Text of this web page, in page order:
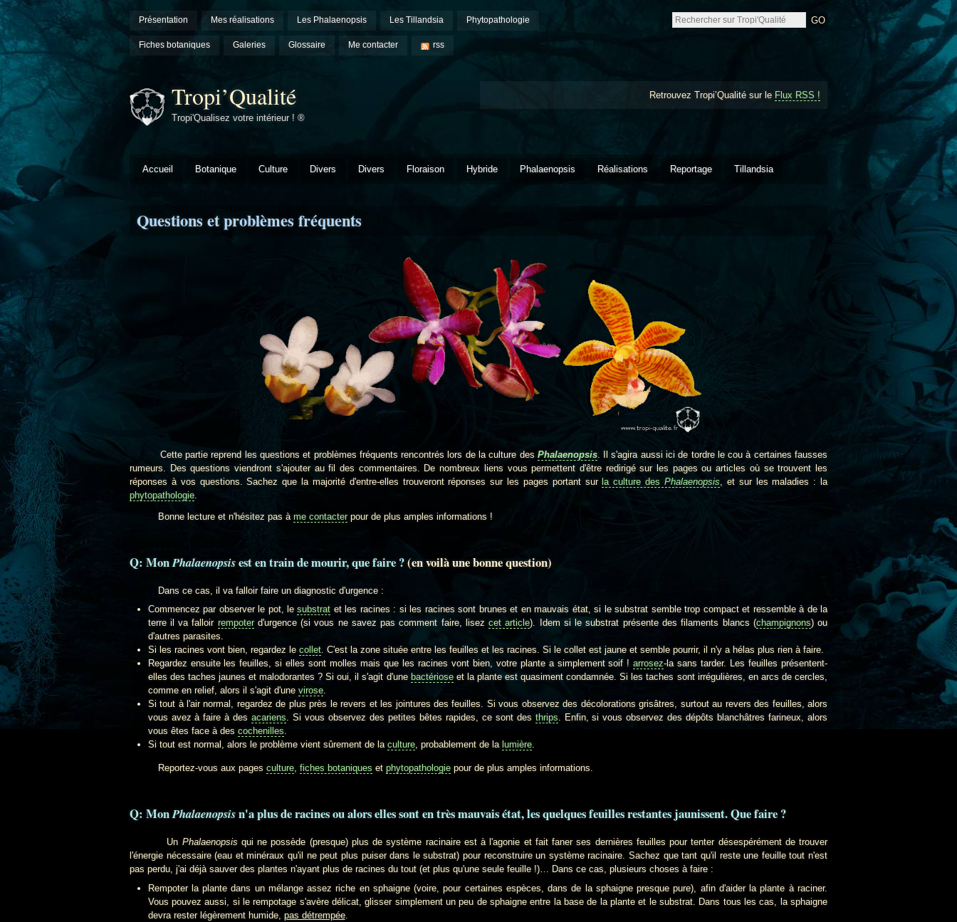
Présentation Mes réalisations Les Phalaenopsis Les Tillandsia Phytopathologie
Fiches botaniques Galeries Glossaire Me contacter rss
Tropi’Qualité
Tropi'Qualisez votre intérieur ! ®
Retrouvez Tropi’Qualité sur le Flux RSS !
Accueil Botanique Culture Divers Divers Floraison Hybride Phalaenopsis Réalisations Reportage Tillandsia
Questions et problèmes fréquents
Cette partie reprend les questions et problèmes fréquents rencontrés lors de la culture des Phalaenopsis. Il s'agira aussi ici de tordre le cou à certaines fausses
rumeurs. Des questions viendront s'ajouter au fil des commentaires. De nombreux liens vous permettent d'être redirigé sur les pages ou articles où se trouvent les
réponses à vos questions. Sachez que la majorité d'entre-elles trouveront réponses sur les pages portant sur la culture des Phalaenopsis, et sur les maladies : la
phytopathologie.
Bonne lecture et n'hésitez pas à me contacterpour de plus amples informations !
Q: MonPhalaenopsisest en train de mourir, que faire ?(en voilà une bonne question)
Dans ce cas, il va falloir faire un diagnostic d'urgence :
Commencez par observer le pot, lesubstrat et les racines : si les racines sont brunes et en mauvais état, si le substrat semble trop compact et ressemble à de la
terre il va falloir rempoterd'urgence (si vous ne savez pas comment faire, lisezcet article). Idem si le substrat présente des filaments blancs (champignons) ou
d'autres parasites.
Si les racines vont bien, regardez le collet. C'est la zone située entre les feuilles et les racines. Si le collet est jaune et semble pourrir, il n'y a hélas plus rien à faire.
Regardez ensuite les feuilles, si elles sont molles mais que les racines vont bien, votre plante a simplement soif !arrosez-la sans tarder. Les feuilles présentent-
elles des taches jaunes et malodorantes ? Si oui, il s'agit d'une bactérioseet la plante est quasiment condamnée. Si les taches sont irrégulières, en arcs de cercles,
comme en relief, alors il s'agit d'une virose.
Si tout à l'air normal, regardez de plus près le revers et les jointures des feuilles. Si vous observez des décolorations grisâtres, surtout au revers des feuilles, alors
vous avez à faire à desacariens. Si vous observez des petites bêtes rapides, ce sont des thrips. Enfin, si vous observez des dépôts blanchâtres farineux, alors
vous êtes face à des cochenilles.
Si tout est normal, alors le problème vient sûrement de la culture, probablement de la lumière.
Reportez-vous aux pages culture, fiches botaniques et phytopathologie pour de plus amples informations.
Q: MonPhalaenopsisn'a plus de racines ou alors elles sont en très mauvais état, les quelques feuilles restantes jaunissent. Que faire ?
Un Phalaenopsisqui ne possède (presque) plus de système racinaire est à l'agonie et fait faner ses dernières feuilles pour tenter désespérément de trouver
l'énergie nécessaire (eau et minéraux qu'il ne peut plus puiser dans le substrat) pour reconstruire un système racinaire. Sachez que tant qu'il reste une feuille tout n'est
pas perdu, j'ai déjà sauver des plantes n'ayant plus de racines du tout (et plus qu'une seule feuille !)… Dans ce cas, plusieurs choses à faire :
Rempoter la plante dans un mélange assez riche en sphaigne (voire, pour certaines espèces, dans de la sphaigne presque pure), afin d'aider la plante à raciner.
Vous pouvez aussi, si le rempotage s'avère délicat, glisser simplement un peu de sphaigne entre la base de la plante et le substrat. Dans tous les cas, la sphaigne
devra rester légèrement humide, pas détrempée.